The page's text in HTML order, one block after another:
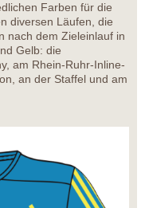
Farben für die
diversen Läufen, die
nach dem Zieleinlauf in
Gelb: die
am Rhein-Ruhr-Inline-
an der Staffel und am